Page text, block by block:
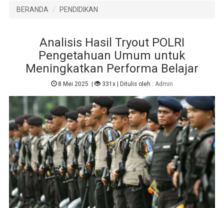
BERANDA PENDIDIKAN
Analisis Hasil Tryout POLRI
Pengetahuan Umum untuk
Meningkatkan Performa Belajar
8 Mei 2025 | 331x | Ditulis oleh :Admin